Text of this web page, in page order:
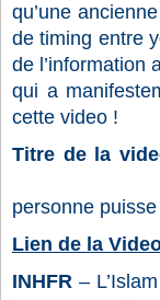
qu’une
de timing entre
de l’information
qui a
cette video !
Titre de la
personne
Lien de la
INHFR –